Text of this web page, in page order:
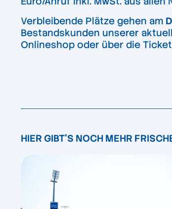
Verbleibende Plätze gehen am
Bestandskunden unserer
Onlineshop oder über die
HIER GIBT'S NOCH MEHR